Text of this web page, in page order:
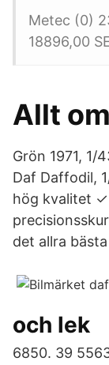
Metec (0)
18896,00
Allt
Grön 1971, 1/
Daf Daffodil,
hög kvalitet ✓
det allra
och lek
6850. 39